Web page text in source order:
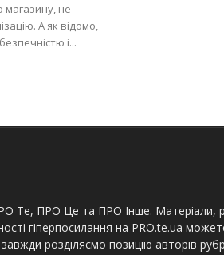
магазину, не
А як відомо,
і...
Те, ПРО Це та ПРО Інше. Матеріали,
гіперпосилання на PRO.te.ua
розділяємо позицію авторів